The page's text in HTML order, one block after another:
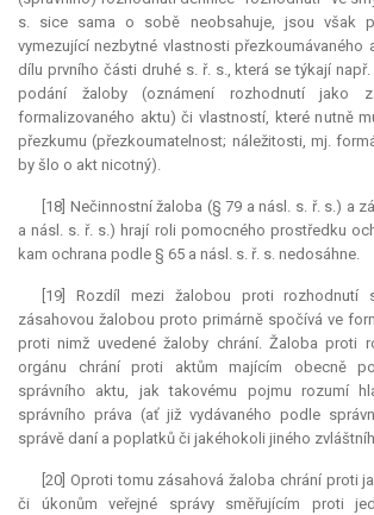
s. sice sama o sobě neobsahuje, jsou však
vymezující nezbytné vlastnosti přezkoumávaného
dílu prvního části druhé s. ř. s., která se týkají
podání žaloby (oznámení rozhodnutí jako
formalizovaného aktu) či vlastností, které nutně
přezkumu (přezkoumatelnost; náležitosti, mj.
by šlo o akt nicotný).
[18] Nečinnostní žaloba (§ 79 a násl. s. ř. s.) a
a násl. s. ř. s.) hrají roli pomocného prostředku
kam ochrana podle § 65 a násl. s. ř. s. nedosáhne.
[19] Rozdíl mezi žalobou proti rozhodnutí
zásahovou žalobou proto primárně spočívá ve
proti nimž uvedené žaloby chrání. Žaloba proti
orgánu chrání proti aktům majícím obecně
správního aktu, jak takovému pojmu rozumí
správního práva (ať již vydávaného podle
správě daní a poplatků či jakéhokoli jiného
[20] Oproti tomu zásahová žaloba chrání proti
či úkonům veřejné správy směřujícím proti